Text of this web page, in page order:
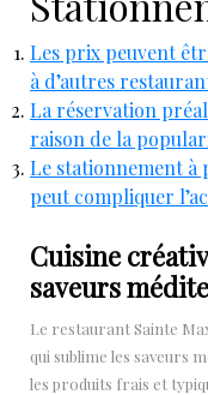
Les prix peuvent
à d’autres
La réservation
raison de la
Le stationnement à
peut compliquer
Cuisine
saveurs
Le restaurant Sainte
qui sublime les saveurs
les produits frais et